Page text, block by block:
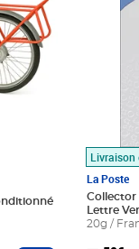
Livraison
La Poste
Collector
Lettre
20g /